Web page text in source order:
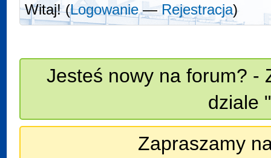
Witaj! (Logowanie—Rejestracja)
Jesteś nowy na forum? -
dziale
Zapraszamy